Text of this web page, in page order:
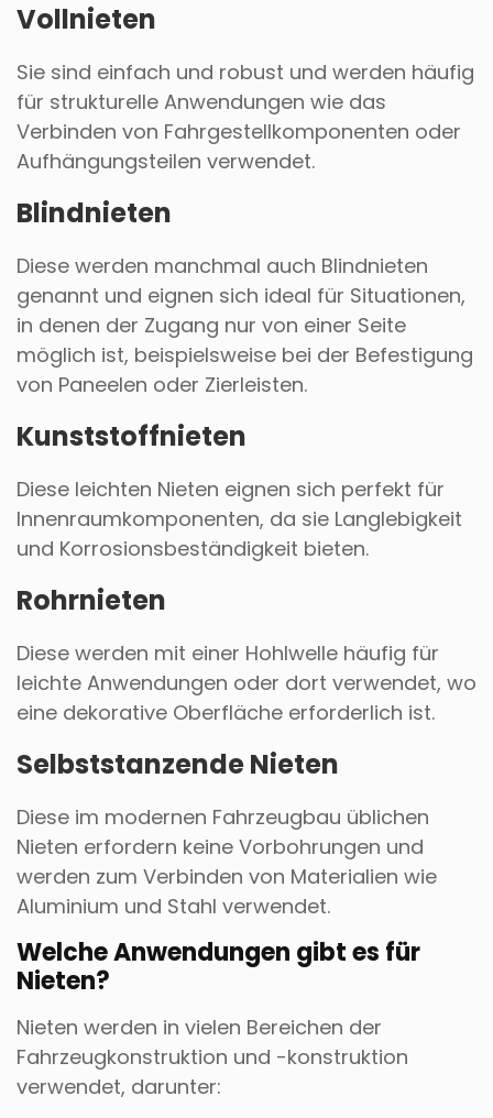
Vollnieten
Sie sind einfach und robust und werden häufig
für strukturelle Anwendungen wie das
Verbinden von Fahrgestellkomponenten oder
Aufhängungsteilen verwendet.
Blindnieten
Diese werden manchmal auch Blindnieten
genannt und eignen sich ideal für Situationen,
in denen der Zugang nur von einer Seite
möglich ist, beispielsweise bei der Befestigung
von Paneelen oder Zierleisten.
Kunststoffnieten
Diese leichten Nieten eignen sich perfekt für
Innenraumkomponenten, da sie Langlebigkeit
und Korrosionsbeständigkeit bieten.
Rohrnieten
Diese werden mit einer Hohlwelle häufig für
leichte Anwendungen oder dort verwendet, wo
eine dekorative Oberfläche erforderlich ist.
Selbststanzende Nieten
Diese im modernen Fahrzeugbau üblichen
Nieten erfordern keine Vorbohrungen und
werden zum Verbinden von Materialien wie
Aluminium und Stahl verwendet.
Welche Anwendungen gibt es für
Nieten?
Nieten werden in vielen Bereichen der
Fahrzeugkonstruktion und -konstruktion
verwendet, darunter: